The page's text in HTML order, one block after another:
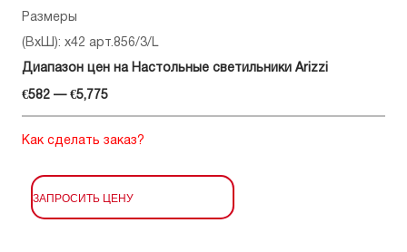
Размеры
(ВхШ): x42 арт.856/3/L
Диапазон цен на Настольные светильники Arizzi
€582 — €5,775
Как сделать заказ?
ЗАПРОСИТЬ ЦЕНУ